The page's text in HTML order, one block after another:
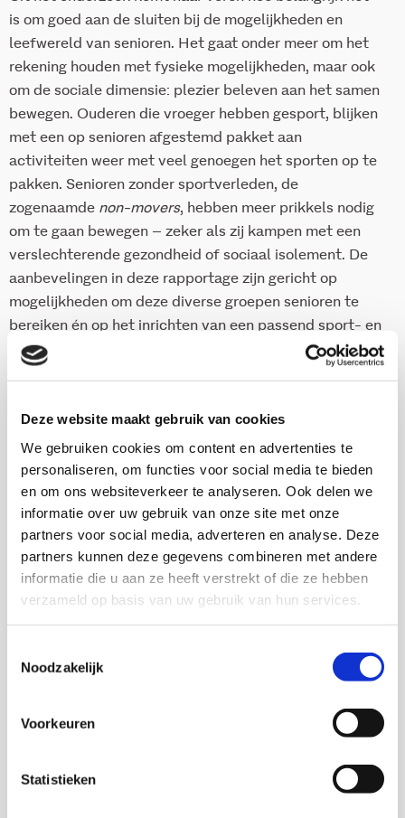
Deze website maakt gebruik van cookies
We gebruiken cookies om content en advertenties te
personaliseren, om functies voor social media te bieden
en om ons websiteverkeer te analyseren. Ook delen we
informatie over uw gebruik van onze site met onze
partners voor social media, adverteren en analyse. Deze
partners kunnen deze gegevens combineren met andere
informatie die u aan ze heeft verstrekt of die ze hebben
verzameld op basis van uw gebruik van hun services.
Noodzakelijk
Voorkeuren
Statistieken
is om goed aan de sluiten bij de mogelijkheden en
leefwereld van senioren. Het gaat onder meer om het
rekening houden met fysieke mogelijkheden, maar ook
om de sociale dimensie: plezier beleven aan het samen
bewegen. Ouderen die vroeger hebben gesport, blijken
met een op senioren afgestemd pakket aan
activiteiten weer met veel genoegen het sporten op te
pakken. Senioren zonder sportverleden, de
zogenaamde non-movers, hebben meer prikkels nodig
om te gaan bewegen – zeker als zij kampen met een
verslechterende gezondheid of sociaal isolement. De
aanbevelingen in deze rapportage zijn gericht op
mogelijkheden om deze diverse groepen senioren te
bereiken én op het inrichten van een passend sport- en
beweegaanbod.
Download deze publicatie
Onderzoekers
Marjan de Gruijter